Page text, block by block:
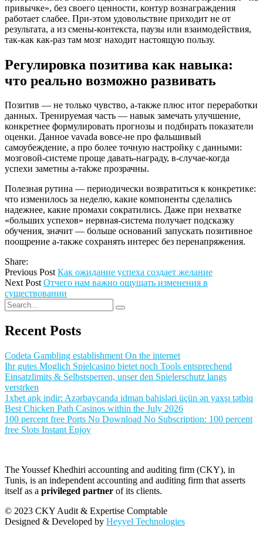
привычке», без своего ценности, контур вознаграждения
работает слабее. При-этом удовольствие приходит не от
результата, а из смены-контекста, паузы или взаимодействия,
так-как как-раз там мозг находит настоящую пользу.
Регулировка позитива как навыка:
что реально возможно развивать
Позитив — не только чувство, а-также плюс итог переработки
данных. Тренируемая часть — навык замечать улучшение,
конкретнее формулировать прогнозы и подбирать показатели
оценки. Данное vavada вовсе-не про фальшивый
самоубеждение, а про более точную настройку с данными:
мозговой-системе проще давать-награду, в-случае-когда
успехи заметны а-тakже прозрачны.
Полезная рутина — периодически возвратиться к конкретике:
что изменилось за неделю, какие компоненты сделались
надежнее, какие промахи сократились. Даже при нехватке
«больших успехов» нервная-система получает подсказку
обучения, значит — больше оснований запускать позитивное
поощрение а-также сохранять интерес без перенапряжения.
Share:
Previous Post Как ожидание успеха создает желание
Next Post Отчего нам важно ощущать изменения в
существовании
Recent Posts
Codeta Gambling establishment On the internet
Ihr gutes Moglich Spielcasino bietet noch Tools entsprechend
Einsatzlimits & Selbstsperren, unser den Spielerschutz langs
verstrken
1xbet apk indir: Azərbaycanda idman bahisləri üçün ən yaxşı tətbiq
Best Chicken Path Casinos within the July 2026
100 percent free Ports No Download No Subscription: 100 percent
free Slots Instant Enjoy
The Youssef Khedhiri accounting and auditing firm (CKY), in
Tunis, is an independent accounting and auditing firm that asserts
itself as a privileged partner of its clients.
© 2023 CKY Audit & Expertise Comptable
Designed & Developed by Heyyel Technologies